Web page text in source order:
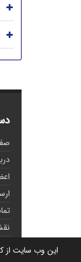
این وب سایت از©